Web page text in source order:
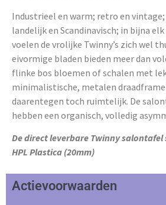
Industrieel en warm; retro en
landelijk en Scandinavisch; in bijna
voelen de vrolijke Twinny’s zich wel
eivormige bladen bieden meer dan
flinke bos bloemen of schalen met
minimalistische, metalen
daarentegen toch ruimtelijk. De
hebben een organisch, volledig
De direct leverbare Twinny
HPL Plastica (20mm)
Actievoorwaarden